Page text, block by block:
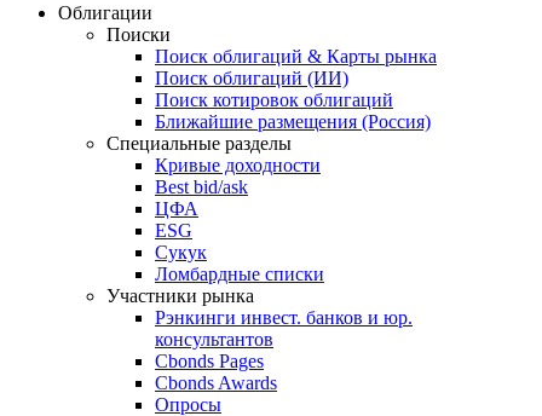
Облигации
Поиски
Поиск облигаций & Карты рынка
Поиск облигаций (ИИ)
Поиск котировок облигаций
Ближайшие размещения (Россия)
Специальные разделы
Кривые доходности
Best bid/ask
ЦФА
ESG
Сукук
Ломбардные списки
Участники рынка
Рэнкинги инвест. банков и юр.
консультантов
Cbonds Pages
Cbonds Awards
Опросы